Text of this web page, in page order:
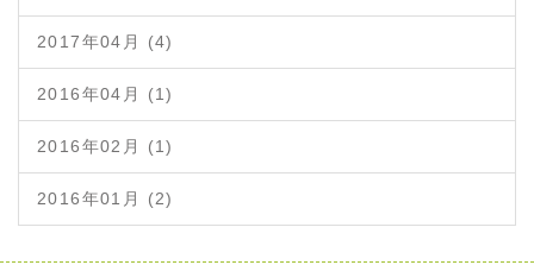
2017年04月 (4)
2016年04月 (1)
2016年02月 (1)
2016年01月 (2)